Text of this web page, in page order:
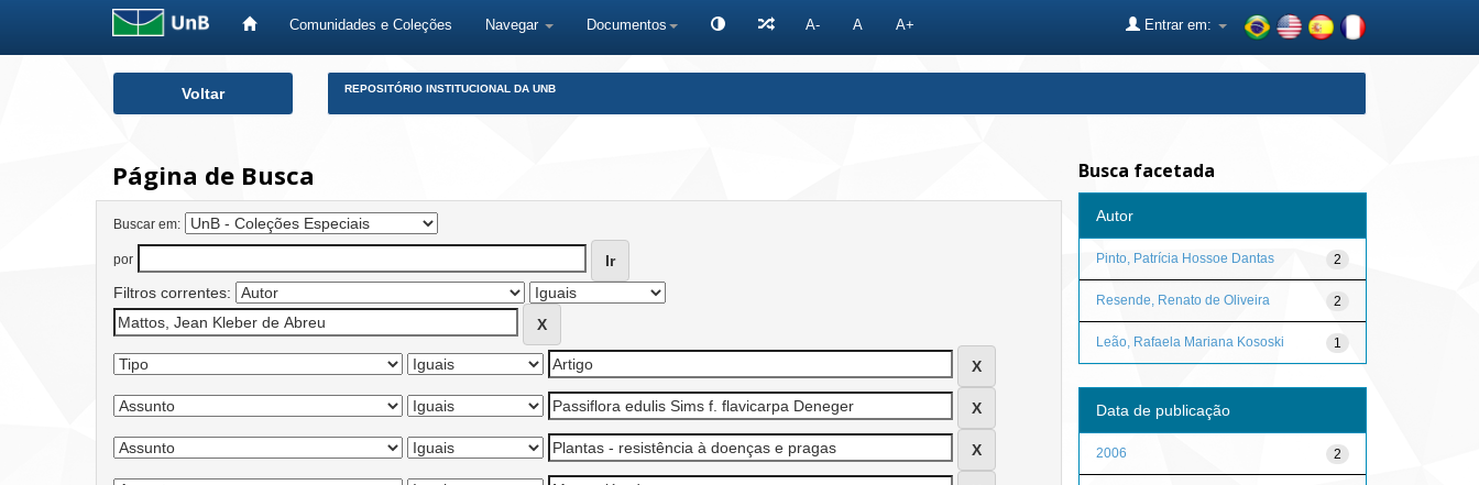
Comunidades e Coleções Navegar Documentos A- A A+ Entrar em:
Voltar REPOSITÓRIO INSTITUCIONAL DA UNB
Página de Busca
Buscar em:
por
Filtros correntes:
Busca facetada
Autor
2
Pinto, Patrícia Hossoe Dantas
2
Resende, Renato de Oliveira
1
Leão, Rafaela Mariana Kososki
Data de publicação
2
2006